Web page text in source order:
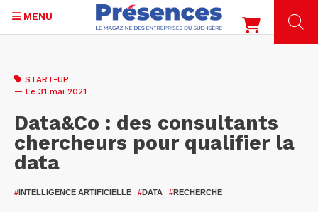
contenu
MENU
START-UP
— Le 31 mai 2021
Data&Co : des consultants
chercheurs pour qualifier la
data
#INTELLIGENCE ARTIFICIELLE #DATA #RECHERCHE